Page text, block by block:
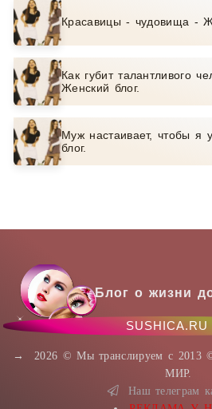
Красавицы - чудовища -
Как губит талантливого
Женский блог.
Муж настаивает, чтобы я
блог.
Блог о жизни
SUSHICA.RU
→ 2026 © Мы транслируем с 2013
МИР.
Наш телеграм